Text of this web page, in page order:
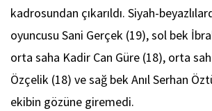
kadrosundan çıkarıldı. Siyah-
oyuncusu Sani Gerçek (19), sol bek
orta saha Kadir Can Güre (18), orta
Özçelik (18) ve sağ bek Anıl Serhan
ekibin gözüne giremedi.